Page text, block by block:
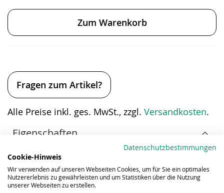
Zum Warenkorb
Fragen zum Artikel?
Alle Preise inkl. ges. MwSt., zzgl. Versandkosten.
Eigenschaften
Downloads
Datenschutzbestimmungen
Cookie-Hinweis
Wir verwenden auf unseren Webseiten Cookies, um für Sie ein optimales
Nutzererlebnis zu gewährleisten und um Statistiken über die Nutzung
unserer Webseiten zu erstellen.